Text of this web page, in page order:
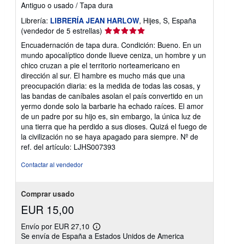
Antiguo o usado / Tapa dura
Librería: LIBRERÍA JEAN HARLOW, Hijes, S, España
(vendedor de 5 estrellas) Calificación
del
vendedor:
5
de
5
estrellas
Encuadernación de tapa dura. Condición: Bueno. En un
mundo apocalíptico donde llueve ceniza, un hombre y un
chico cruzan a pie el territorio norteamericano en
dirección al sur. El hambre es mucho más que una
preocupación diaria: es la medida de todas las cosas, y
las bandas de caníbales asolan el país convertido en un
yermo donde solo la barbarie ha echado raíces. El amor
de un padre por su hijo es, sin embargo, la única luz de
una tierra que ha perdido a sus dioses. Quizá el fuego de
la civilización no se haya apagado para siempre. Nº de
ref. del artículo: LJHS007393
Contactar al vendedor
Comprar usado
EUR 15,00
Envío por EUR 27,10
Más
información
Se envía de España a Estados Unidos de America